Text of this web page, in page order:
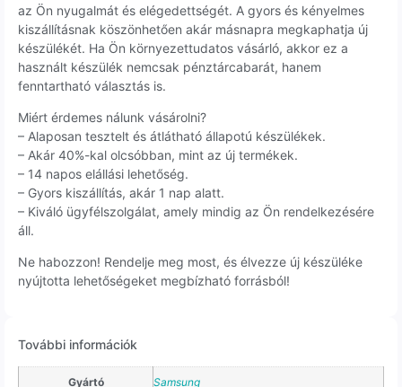
az Ön nyugalmát és elégedettségét. A gyors és kényelmes
kiszállításnak köszönhetően akár másnapra megkaphatja új
készülékét. Ha Ön környezettudatos vásárló, akkor ez a
használt készülék nemcsak pénztárcabarát, hanem
fenntartható választás is.
Miért érdemes nálunk vásárolni?
– Alaposan tesztelt és átlátható állapotú készülékek.
– Akár 40%-kal olcsóbban, mint az új termékek.
– 14 napos elállási lehetőség.
– Gyors kiszállítás, akár 1 nap alatt.
– Kiváló ügyfélszolgálat, amely mindig az Ön rendelkezésére
áll.
Ne habozzon! Rendelje meg most, és élvezze új készüléke
nyújtotta lehetőségeket megbízható forrásból!
További információk
Gyártó Samsung